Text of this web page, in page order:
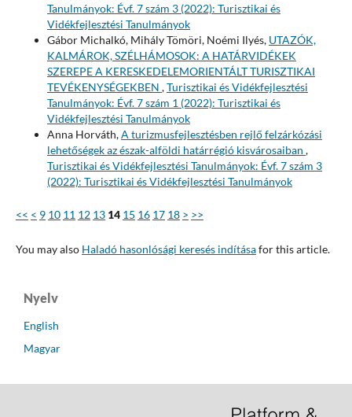
Tanulmányok: Évf. 7 szám 3 (2022): Turisztikai és
Vidékfejlesztési Tanulmányok
Gábor Michalkó, Mihály Tömöri, Noémi Ilyés, UTAZÓK,
KALMÁROK, SZÉLHÁMOSOK: A HATÁRVIDÉKEK
SZEREPE A KERESKEDELEMORIENTÁLT TURISZTIKAI
TEVÉKENYSÉGEKBEN ,Turisztikai és Vidékfejlesztési
Tanulmányok: Évf. 7 szám 1 (2022): Turisztikai és
Vidékfejlesztési Tanulmányok
Anna Horváth,A turizmusfejlesztésben rejlő felzárkózási
lehetőségek az észak-alföldi határrégió kisvárosaiban ,
Turisztikai és Vidékfejlesztési Tanulmányok: Évf. 7 szám 3
(2022): Turisztikai és Vidékfejlesztési Tanulmányok
<< < 9 10 11 12 13 14 15 16 17 18 > >>
You may also Haladó hasonlósági keresés indításafor this article.
Nyelv
English
Magyar